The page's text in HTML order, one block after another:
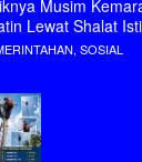
Musim
Lewat Shalat
SOSIAL